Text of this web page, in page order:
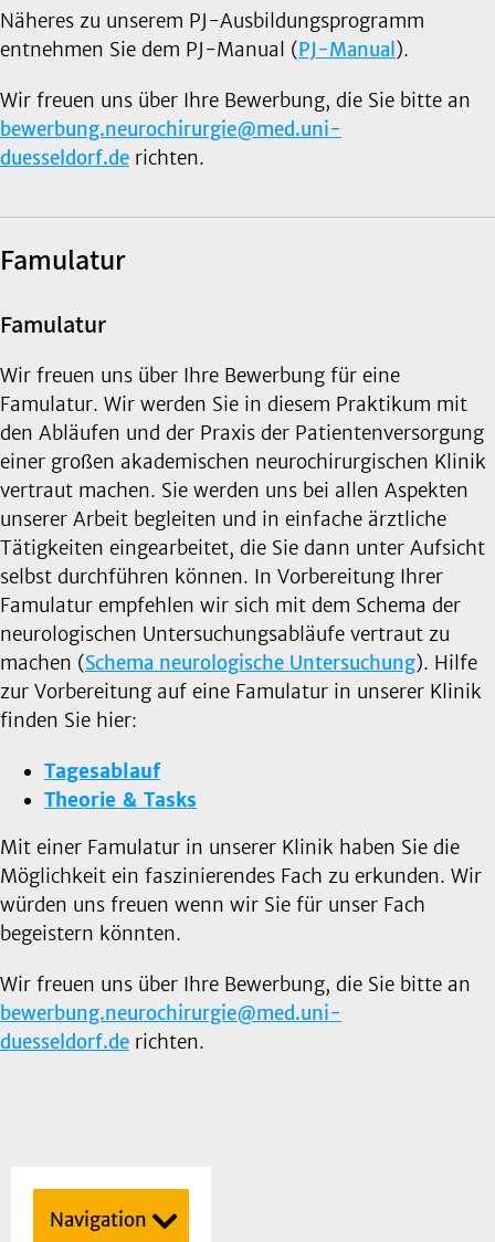
Näheres zu unserem PJ-Ausbildungsprogramm
entnehmen Sie dem PJ-Manual (PJ-Manual ).
Wir freuen uns über Ihre Bewerbung, die Sie bitte an
bewerbung.neurochirurgie@med.uni-
duesseldorf.de richten.
Famulatur
Famulatur
Wir freuen uns über Ihre Bewerbung für eine
Famulatur. Wir werden Sie in diesem Praktikum mit
den Abläufen und der Praxis der Patientenversorgung
einer großen akademischen neurochirurgischen Klinik
vertraut machen. Sie werden uns bei allen Aspekten
unserer Arbeit begleiten und in einfache ärztliche
Tätigkeiten eingearbeitet, die Sie dann unter Aufsicht
selbst durchführen können. In Vorbereitung Ihrer
Famulatur empfehlen wir sich mit dem Schema der
neurologischen Untersuchungsabläufe vertraut zu
machen (Schema neurologische Untersuchung). Hilfe
zur Vorbereitung auf eine Famulatur in unserer Klinik
finden Sie hier:
Tagesablauf
Theorie & Tasks
Mit einer Famulatur in unserer Klinik haben Sie die
Möglichkeit ein faszinierendes Fach zu erkunden. Wir
würden uns freuen wenn wir Sie für unser Fach
begeistern könnten.
Wir freuen uns über Ihre Bewerbung, die Sie bitte an
bewerbung.neurochirurgie@med.uni-
duesseldorf.de richten.
Navigation